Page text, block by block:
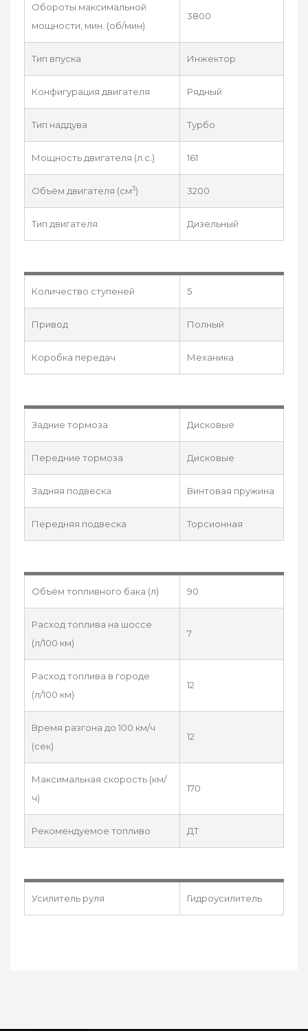
Обороты максимальной
мощности, мин. (об/мин)
3800
Тип впуска Инжектор
Конфигурация двигателя Рядный
Тип наддува Турбо
Мощность двигателя (л.с.) 161
Объём двигателя (см3) 3200
Тип двигателя Дизельный
Количество ступеней 5
Привод Полный
Коробка передач Механика
Задние тормоза Дисковые
Передние тормоза Дисковые
Задняя подвеска Винтовая пружина
Передняя подвеска Торсионная
Объём топливного бака (л) 90
Расход топлива на шоссе
(л/100 км)
7
Расход топлива в городе
(л/100 км)
12
Время разгона до 100 км/ч
(сек)
12
Максимальная скорость (км/
ч)
170
Рекомендуемое топливо ДТ
Усилитель руля Гидроусилитель